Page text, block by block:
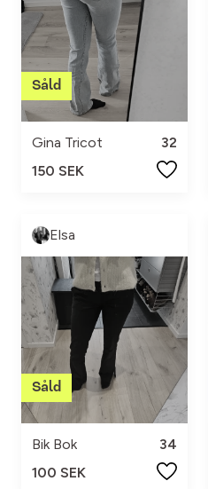
Gina Tricot
32
150 SEK
Elsa
Bik Bok
34
100 SEK